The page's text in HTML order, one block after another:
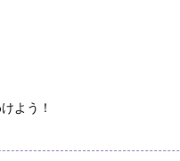
よう！